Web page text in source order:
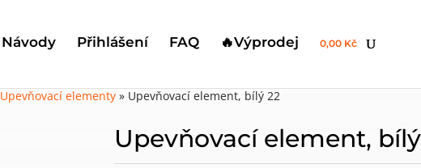
Návody Přihlášení FAQ 🔥Výprodej 0,00 Kč
Upevňovací elementy » Upevňovací element, bílý 22
Upevňovací element,